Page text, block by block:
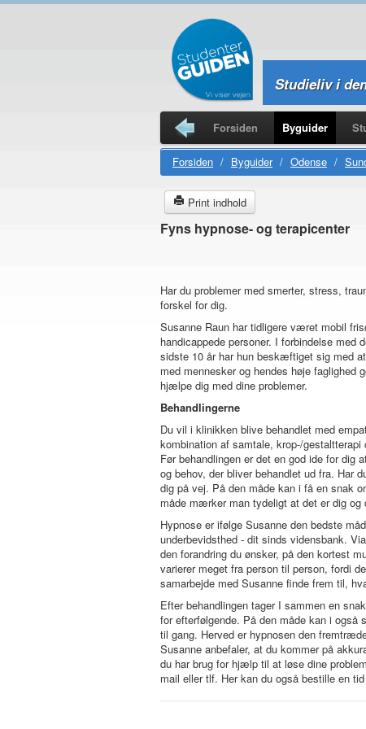
Studieliv i
Forsiden Byguider
Studierejser
Forsiden / Byguider / Odense /
Print indhold
Fyns hypnose- og terapicenter
Har du problemer med smerter, stress,
forskel for dig.
Susanne Raun har tidligere været mobil
handicappede personer. I forbindelse
sidste 10 år har hun beskæftiget sig med
med mennesker og hendes høje faglighed
hjælpe dig med dine problemer.
Behandlingerne
Du vil i klinikken blive behandlet med
kombination af samtale, krop-/
Før behandlingen er det en god ide for dig
og behov, der bliver behandlet ud fra.
dig på vej. På den måde kan i få en snak
måde mærker man tydeligt at det er dig og
Hypnose er ifølge Susanne den bedste
underbevidsthed - dit sinds vidensbank.
den forandring du ønsker, på den kortest
varierer meget fra person til person, fordi
samarbejde med Susanne finde frem til,
Efter behandlingen tager I sammen en
for efterfølgende. På den måde kan i også
til gang. Herved er hypnosen den
Susanne anbefaler, at du kommer på
du har brug for hjælp til at løse dine
mail eller tlf. Her kan du også bestille en